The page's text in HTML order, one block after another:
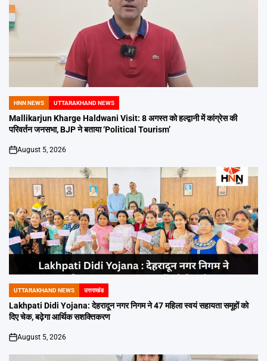
POSTED
IN
HNN NEWS UTTARAKHAND NEWS
Mallikarjun Kharge Haldwani Visit: 8 अगस्त को हल्द्वानी में कांग्रेस की
परिवर्तन जनसभा, BJP ने बताया ‘Political Tourism’
on
August 5, 2026
POSTED
IN
UTTARAKHAND NEWS उत्तराखंड
Lakhpati Didi Yojana: देहरादून नगर निगम ने 47 महिला स्वयं सहायता समूहों को
दिए चेक, बढ़ेगा आर्थिक सशक्तिकरण
on
August 5, 2026